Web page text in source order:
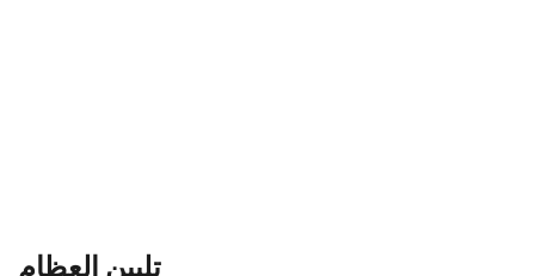
تليين العظام